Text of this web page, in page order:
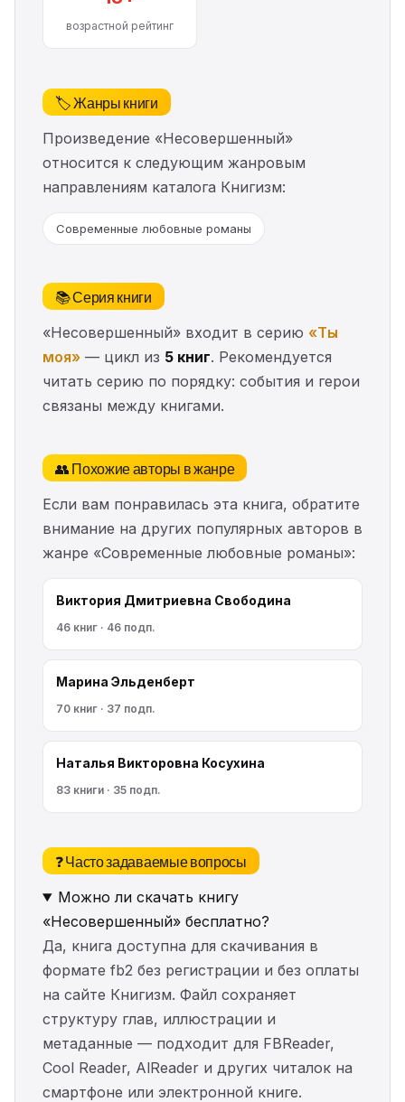
возрастной рейтинг
🏷️ Жанры книги
Произведение «Несовершенный»
относится к следующим жанровым
направлениям каталога Книгизм:
Современные любовные романы
📚 Серия книги
«Несовершенный» входит в серию «Ты
моя» — цикл из 5 книг. Рекомендуется
читать серию по порядку: события и герои
связаны между книгами.
👥 Похожие авторы в жанре
Если вам понравилась эта книга, обратите
внимание на других популярных авторов в
жанре «Современные любовные романы»:
Виктория Дмитриевна Свободина
46 книг · 46 подп.
Марина Эльденберт
70 книг · 37 подп.
Наталья Викторовна Косухина
83 книги · 35 подп.
❓ Часто задаваемые вопросы
Можно ли скачать книгу
«Несовершенный» бесплатно?
Да, книга доступна для скачивания в
формате fb2 без регистрации и без оплаты
на сайте Книгизм. Файл сохраняет
структуру глав, иллюстрации и
метаданные — подходит для FBReader,
Cool Reader, AlReader и других читалок на
смартфоне или электронной книге.